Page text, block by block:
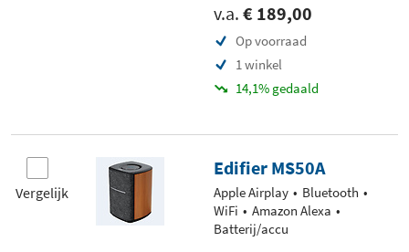
v.a. € 189,00
Op voorraad
1 winkel
14,1% gedaald
Vergelijk
Edifier MS50A
Apple Airplay
Bluetooth
WiFi
Amazon Alexa
Batterij/accu